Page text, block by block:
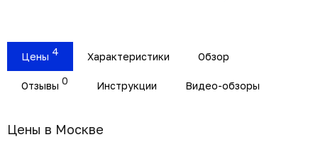
Цены 4 Характеристики Обзор
Отзывы 0 Инструкции Видео-обзоры
Цены в Москвe